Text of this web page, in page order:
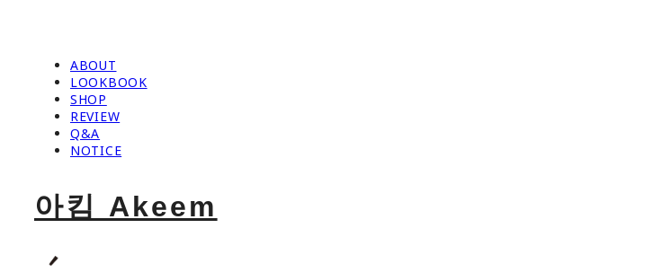
ABOUT
LOOKBOOK
SHOP
REVIEW
Q&A
NOTICE
아킴 Akeem